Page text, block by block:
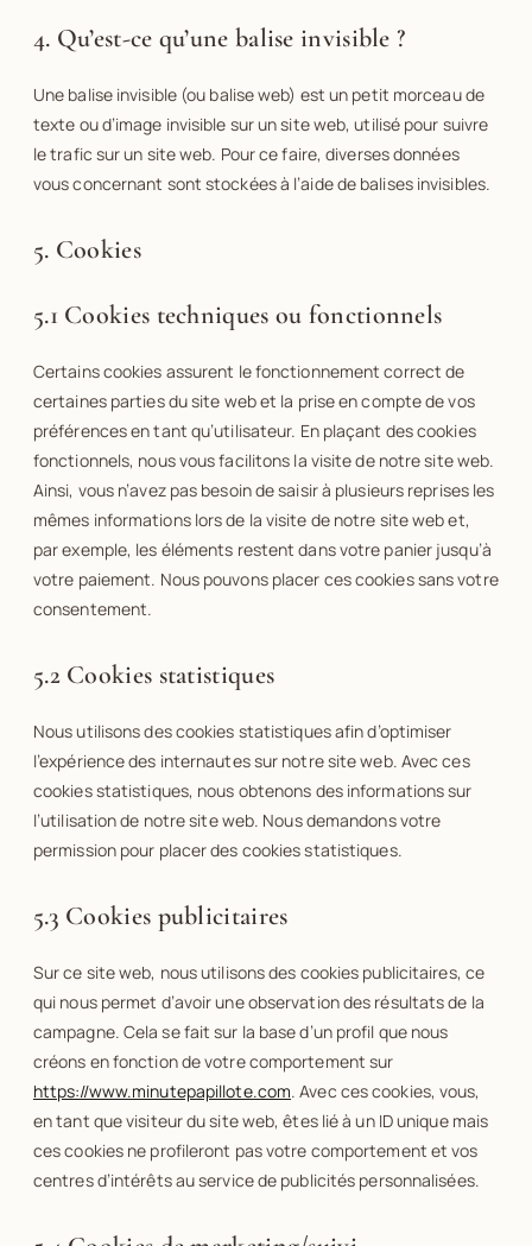
4. Qu’est-ce qu’une balise invisible ?
Une balise invisible (ou balise web) est un petit morceau de
texte ou d’image invisible sur un site web, utilisé pour suivre
le trafic sur un site web. Pour ce faire, diverses données
vous concernant sont stockées à l’aide de balises invisibles.
5. Cookies
5.1 Cookies techniques ou fonctionnels
Certains cookies assurent le fonctionnement correct de
certaines parties du site web et la prise en compte de vos
préférences en tant qu’utilisateur. En plaçant des cookies
fonctionnels, nous vous facilitons la visite de notre site web.
Ainsi, vous n’avez pas besoin de saisir à plusieurs reprises les
mêmes informations lors de la visite de notre site web et,
par exemple, les éléments restent dans votre panier jusqu’à
votre paiement. Nous pouvons placer ces cookies sans votre
consentement.
5.2 Cookies statistiques
Nous utilisons des cookies statistiques afin d’optimiser
l’expérience des internautes sur notre site web. Avec ces
cookies statistiques, nous obtenons des informations sur
l’utilisation de notre site web. Nous demandons votre
permission pour placer des cookies statistiques.
5.3 Cookies publicitaires
Sur ce site web, nous utilisons des cookies publicitaires, ce
qui nous permet d’avoir une observation des résultats de la
campagne. Cela se fait sur la base d’un profil que nous
créons en fonction de votre comportement sur
https://www.minutepapillote.com. Avec ces cookies, vous,
en tant que visiteur du site web, êtes lié à un ID unique mais
ces cookies ne profileront pas votre comportement et vos
centres d’intérêts au service de publicités personnalisées.